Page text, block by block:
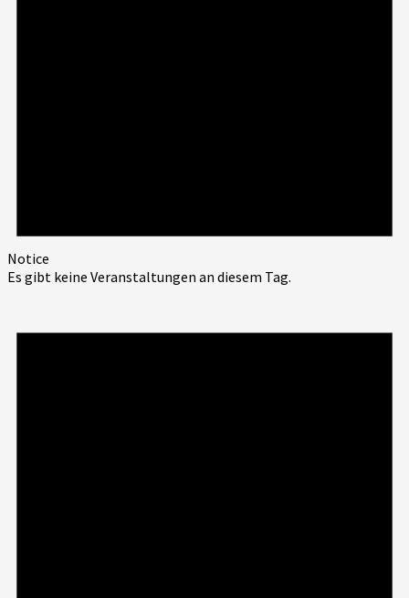
Notice
Es gibt keine Veranstaltungen an diesem Tag.